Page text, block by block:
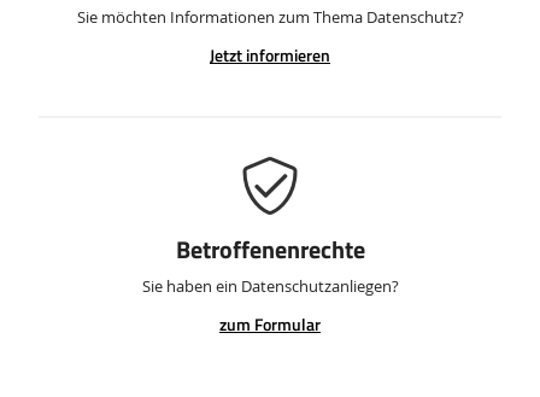
Sie möchten Informationen zum Thema Datenschutz?
Jetzt informieren
Betroffenenrechte
Sie haben ein Datenschutzanliegen?
zum Formular